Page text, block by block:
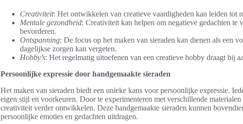
Creativiteit: Het ontwikkelen van creatieve vaardigheden kan leiden tot
Mentale gezondheid: Creativiteit kan helpen om negatieve gedachten te
bevorderen.
Ontspanning: De focus op het maken van sieraden kan dienen als een
dagelijkse zorgen kan vergeten.
Hobby’s: Het regelmatig uitoefenen van een creatieve hobby draagt bij
Persoonlijke expressie door handgemaakte sieraden
Het maken van sieraden biedt een unieke kans voor persoonlijke expressie.
eigen stijl en voorkeuren. Door te experimenteren met verschillende
creativiteit verder ontwikkelen. Deze handgemaakte sieraden kunnen
persoonlijke emoties en gedachten uitdragen.